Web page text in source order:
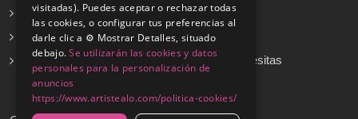
Registrarse
Preguntas frecuentes
¿No encuentras tu servicio? Dinos cuál necesitas
visitadas). Puedes aceptar o rechazar todas
las cookies, o configurar tus preferencias al
darle clic a ⚙️ Mostrar Detalles, situado
debajo.Se utilizarán las cookies y datos
personales para la personalización de
anuncios
https://www.artistealo.com/politica-cookies/